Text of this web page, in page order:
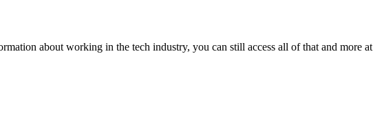
about working in the tech industry, you can still access all of that and more at